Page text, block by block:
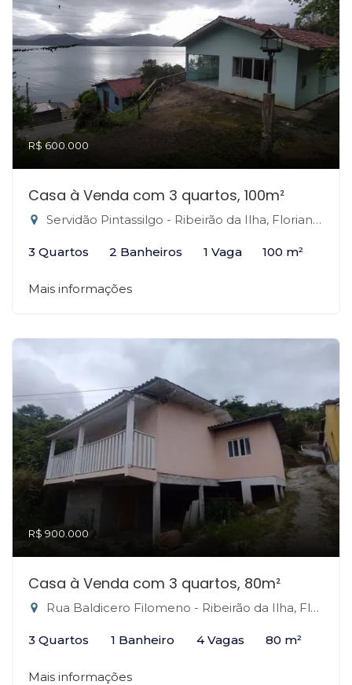
R$ 600.000
Casa à Venda com 3 quartos, 100m²
Servidão Pintassilgo - Ribeirão da Ilha, Florianópolis-SC
3 Quartos 2 Banheiros 1 Vaga 100 m²
Mais informações
R$ 900.000
Casa à Venda com 3 quartos, 80m²
Rua Baldicero Filomeno - Ribeirão da Ilha, Florianópolis-SC
3 Quartos 1 Banheiro 4 Vagas 80 m²
Mais informações